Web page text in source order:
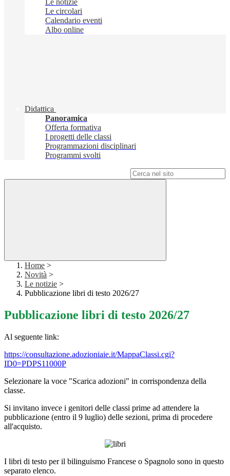
Le notizie
Le circolari
Calendario eventi
Albo online
Didattica
Panoramica
Offerta formativa
I progetti delle classi
Programmazioni disciplinari
Programmi svolti
Home >
Novità >
Le notizie >
Pubblicazione libri di testo 2026/27
Pubblicazione libri di testo 2026/27
Al seguente link:
https://consultazione.adozioniaie.it/MappaClassi.cgi?
ID0=PDPS11000P
Selezionare la voce "Scarica adozioni" in corrispondenza della
classe.
Si invitano invece i genitori delle classi prime ad attendere la
pubblicazione (entro il 9 luglio) delle sezioni, prima di procedere
all'acquisto.
I libri di testo per il bilinguismo Francese o Spagnolo sono in questo
separato elenco.